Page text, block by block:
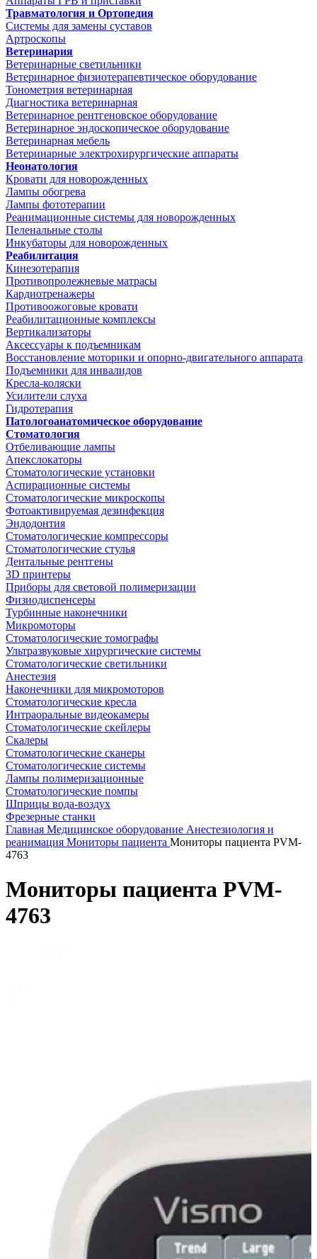
Травматология и Ортопедия
Системы для замены суставов
Артроскопы
Ветеринария
Ветеринарные светильники
Ветеринарное физиотерапевтическое оборудование
Тонометрия ветеринарная
Диагностика ветеринарная
Ветеринарное рентгеновское оборудование
Ветеринарное эндоскопическое оборудование
Ветеринарная мебель
Ветеринарные электрохирургические аппараты
Неонатология
Кровати для новорожденных
Лампы обогрева
Лампы фототерапии
Реанимационные системы для новорожденных
Пеленальные столы
Инкубаторы для новорожденных
Реабилитация
Кинезотерапия
Противопролежневые матрасы
Кардиотренажеры
Противоожоговые кровати
Реабилитационные комплексы
Вертикализаторы
Аксессуары к подъемникам
Восстановление моторики и опорно-двигательного аппарата
Подъемники для инвалидов
Кресла-коляски
Усилители слуха
Гидротерапия
Патологоанатомическое оборудование
Стоматология
Отбеливающие лампы
Апекслокаторы
Стоматологические установки
Аспирационные системы
Стоматологические микроскопы
Фотоактивируемая дезинфекция
Эндодонтия
Стоматологические компрессоры
Стоматологические стулья
Дентальные рентгены
3D принтеры
Приборы для световой полимеризации
Физиодиспенсеры
Турбинные наконечники
Микромоторы
Стоматологические томографы
Ультразвуковые хирургические системы
Стоматологические светильники
Анестезия
Наконечники для микромоторов
Стоматологические кресла
Интраоральные видеокамеры
Стоматологические скейлеры
Скалеры
Стоматологические сканеры
Стоматологические системы
Лампы полимеризационные
Стоматологические помпы
Шприцы вода-воздух
Фрезерные станки
Главная Медицинское оборудование Анестезиология и
реанимация Мониторы пациента Мониторы пациента PVM-
4763
Мониторы пациента PVM-
4763